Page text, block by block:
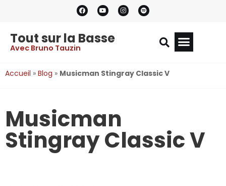
Tout sur la Basse
Avec Bruno Tauzin
Accueil » Blog » Musicman Stingray Classic V
Musicman
Stingray Classic V